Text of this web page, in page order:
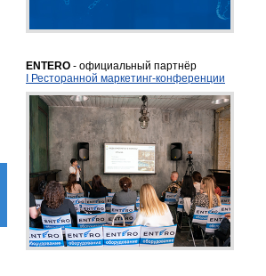
ENTERO - официальный партнёр
I Ресторанной маркетинг-конференции